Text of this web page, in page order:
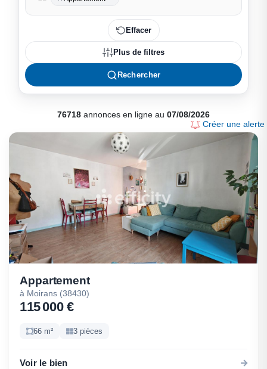
Effacer
Plus de filtres
Rechercher
76718 annonces en ligne au 07/08/2026
Créer une alerte
Appartement
à Moirans (38430)
115 000 €
66 m² 3 pièces
Voir le bien